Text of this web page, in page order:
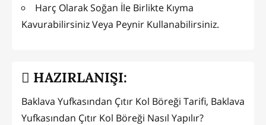
Harç Olarak Soğan İle Birlikte Kıyma
Kavurabilirsiniz Veya Peynir Kullanabilirsiniz.
HAZIRLANIŞI:
Baklava Yufkasından Çıtır Kol Böreği Tarifi, Baklava
Yufkasından Çıtır Kol Böreği Nasıl Yapılır?